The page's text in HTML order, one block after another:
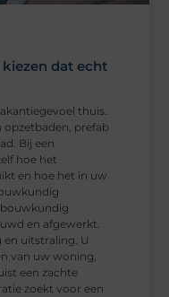
dat echt
thuis.
opzetbaden, prefab
Bij een
hoe het
en hoe het in uw
bouwkundig
en afgewerkt.
uitstraling. U
van uw woning,
een zachte
zoekt voor een